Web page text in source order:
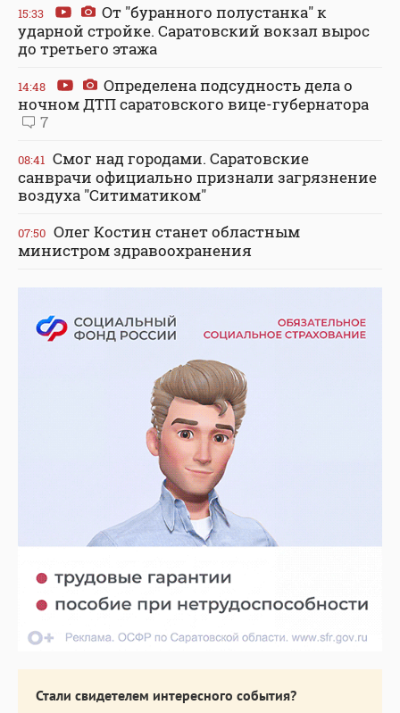
15:33
От "буранного полустанка" к
ударной стройке. Саратовский вокзал вырос
до третьего этажа
14:48
Определена подсудность дела о
ночном ДТП саратовского вице-губернатора
7
08:41 Смог над городами. Саратовские
санврачи официально признали загрязнение
воздуха "Ситиматиком"
07:50 Олег Костин станет областным
министром здравоохранения
Стали свидетелем интересного события?